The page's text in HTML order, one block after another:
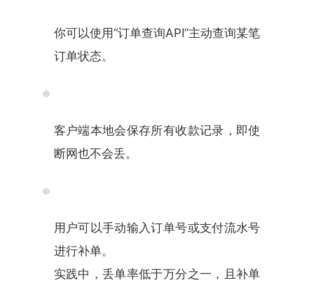
你可以使用“订单查询API”主动查询某笔
订单状态。
客户端本地会保存所有收款记录，即使
断网也不会丢。
用户可以手动输入订单号或支付流水号
进行补单。
实践中，丢单率低于万分之一，且补单